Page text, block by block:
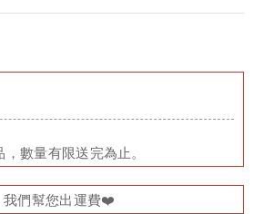
數量有限送完為止。
們幫您出運費❤️